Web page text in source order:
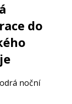
do
noční